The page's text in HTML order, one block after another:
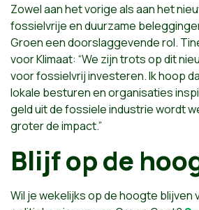
Zowel aan het vorige als aan het
fossielvrije en duurzame
Groen een doorslaggevende rol.
voor Klimaat: “We zijn trots op dit
voor fossielvrij investeren. Ik hoop
lokale besturen en organisaties
geld uit de fossiele industrie wordt
groter de impact.”
Blijf op de
Wil je wekelijks op de hoogte blijven